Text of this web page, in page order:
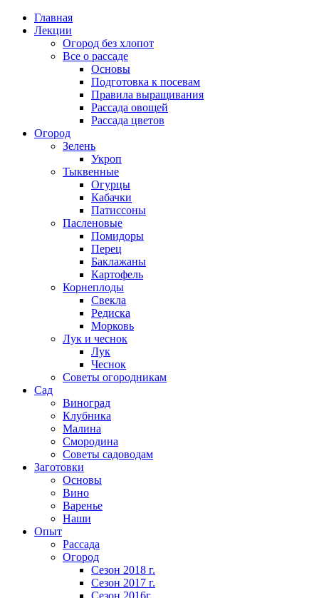
Главная
Лекции
Огород без хлопот
Все о рассаде
Основы
Подготовка к посевам
Правила выращивания
Рассада овощей
Рассада цветов
Огород
Зелень
Укроп
Тыквенные
Огурцы
Кабачки
Патиссоны
Пасленовые
Помидоры
Перец
Баклажаны
Картофель
Корнеплоды
Свекла
Редиска
Морковь
Лук и чеснок
Лук
Чеснок
Советы огородникам
Сад
Виноград
Клубника
Малина
Смородина
Советы садоводам
Заготовки
Основы
Вино
Варенье
Наши
Опыт
Рассада
Огород
Сезон 2018 г.
Сезон 2017 г.
Сезон 2016г.